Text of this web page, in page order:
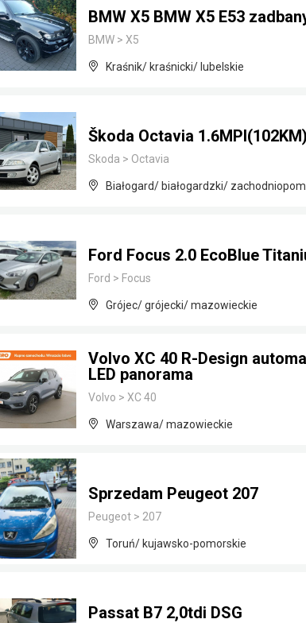
BMW X5 BMW X5 E53
BMW > X5
Kraśnik/ kraśnicki/ lubelskie
Škoda Octavia
Skoda > Octavia
Białogard/ białogardzki/
Ford Focus 2.0 EcoBlue
Ford > Focus
Grójec/ grójecki/ mazowieckie
Volvo XC 40 R-Design
LED panorama
Volvo > XC 40
Warszawa/ mazowieckie
Sprzedam Peugeot 207
Peugeot > 207
Toruń/ kujawsko-pomorskie
Passat B7 2,0tdi DSG